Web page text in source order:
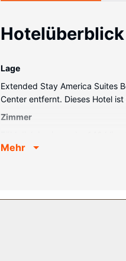
Hotelüberblick
Lage
Extended Stay America Suites
Center entfernt. Dieses Hotel
Zimmer
Premium-TV-Sender sehen
Ein inbegriffenes Frühstück
Mehr